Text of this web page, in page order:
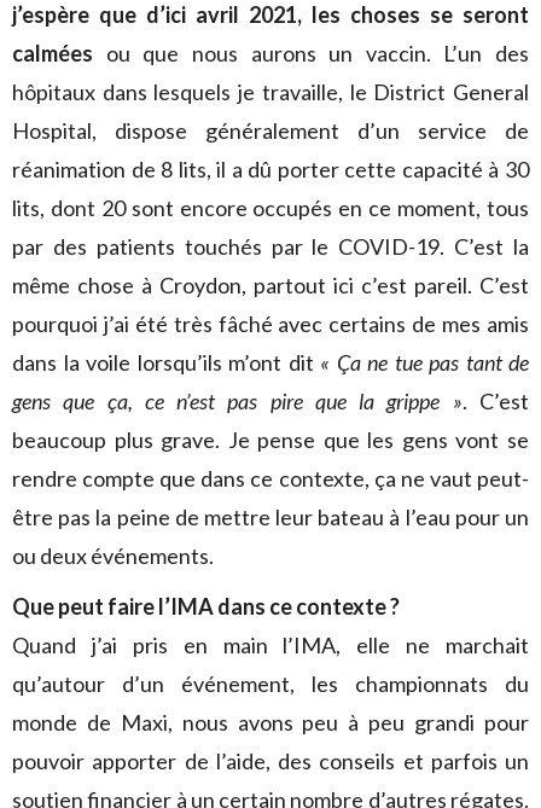
j’espère que d’ici avril 2021, les choses se seront
calmées ou que nous aurons un vaccin. L’un des
hôpitaux dans lesquels je travaille, le District General
Hospital, dispose généralement d’un service de
réanimation de 8 lits, il a dû porter cette capacité à 30
lits, dont 20 sont encore occupés en ce moment, tous
par des patients touchés par le COVID-19. C’est la
même chose à Croydon, partout ici c’est pareil. C’est
pourquoi j’ai été très fâché avec certains de mes amis
dans la voile lorsqu’ils m’ont dit « Ça ne tue pas tant de
gens que ça, ce n’est pas pire que la grippe ». C’est
beaucoup plus grave. Je pense que les gens vont se
rendre compte que dans ce contexte, ça ne vaut peut-
être pas la peine de mettre leur bateau à l’eau pour un
ou deux événements.
Que peut faire l’IMA dans ce contexte ?
Quand j’ai pris en main l’IMA, elle ne marchait
qu’autour d’un événement, les championnats du
monde de Maxi, nous avons peu à peu grandi pour
pouvoir apporter de l’aide, des conseils et parfois un
soutien financier à un certain nombre d’autres régates.